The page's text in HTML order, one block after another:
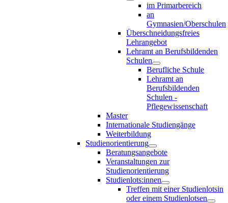
im Primarbereich
an
Gymnasien/Oberschulen
Überschneidungsfreies
Lehrangebot
Lehramt an Berufsbildenden
Schulen
Berufliche Schule
Lehramt an
Berufsbildenden
Schulen -
Pflegewissenschaft
Master
Internationale Studiengänge
Weiterbildung
Studienorientierung
Beratungsangebote
Veranstaltungen zur
Studienorientierung
Studienlots:innen
Treffen mit einer Studienlotsin
oder einem Studienlotsen